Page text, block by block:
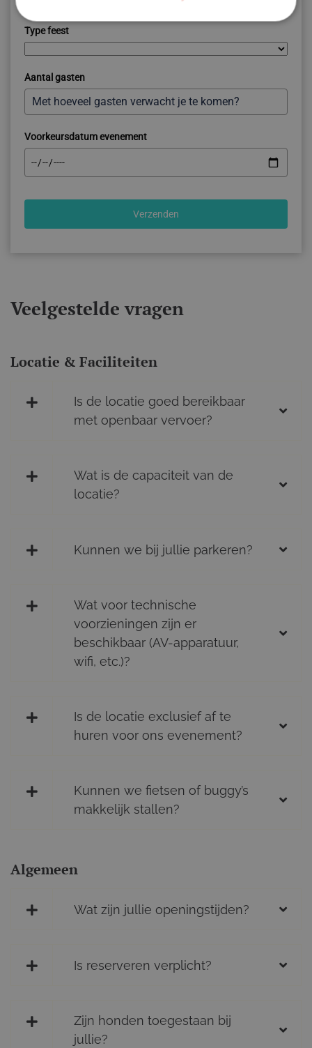
Type feest
Aantal gasten
Voorkeursdatum evenement
Verzenden
Veelgestelde vragen
Locatie & Faciliteiten
Is de locatie goed bereikbaar
met openbaar vervoer?
Wat is de capaciteit van de
locatie?
Kunnen we bij jullie parkeren?
Wat voor technische
voorzieningen zijn er
beschikbaar (AV-apparatuur,
wifi, etc.)?
Is de locatie exclusief af te
huren voor ons evenement?
Kunnen we fietsen of buggy’s
makkelijk stallen?
Algemeen
Wat zijn jullie openingstijden?
Is reserveren verplicht?
Zijn honden toegestaan bij
jullie?